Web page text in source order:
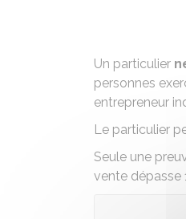
Un particulier
personnes
entrepreneur
Le particulier
Seule une
vente dépasse